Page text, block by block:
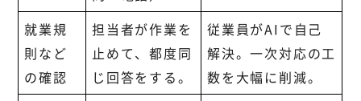
就業規
則など
の確認
担当者が作業を
止めて、都度同
じ回答をする。
従業員がAIで自己
解決。一次対応の工
数を大幅に削減。